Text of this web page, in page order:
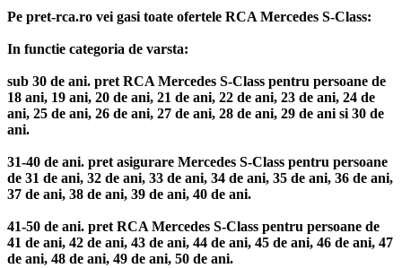
Pe pret-rca.ro vei gasi toate ofertele RCA Mercedes S-Class:
In functie categoria de varsta:
sub 30 de ani. pret RCA Mercedes S-Class pentru persoane de
18 ani, 19 ani, 20 de ani, 21 de ani, 22 de ani, 23 de ani, 24 de
ani, 25 de ani, 26 de ani, 27 de ani, 28 de ani, 29 de ani si 30 de
ani.
31-40 de ani. pret asigurare Mercedes S-Class pentru persoane
de 31 de ani, 32 de ani, 33 de ani, 34 de ani, 35 de ani, 36 de ani,
37 de ani, 38 de ani, 39 de ani, 40 de ani.
41-50 de ani. pret RCA Mercedes S-Class pentru persoane de
41 de ani, 42 de ani, 43 de ani, 44 de ani, 45 de ani, 46 de ani, 47
de ani, 48 de ani, 49 de ani, 50 de ani.